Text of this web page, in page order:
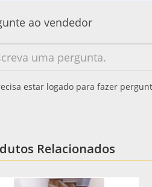
ao vendedor
estar logado para fazer
Relacionados